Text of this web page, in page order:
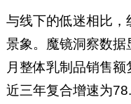
与线下的低迷相比
景象。魔镜洞察数
月整体乳制品销售
近三年复合增速为